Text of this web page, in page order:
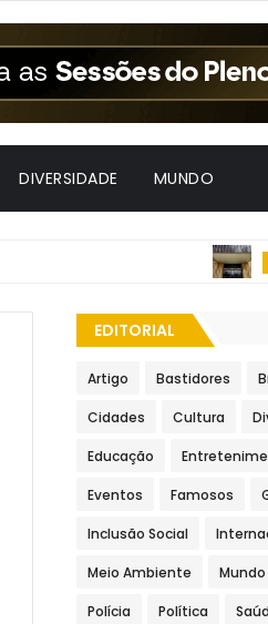
DIVERSIDADE MUNDO
EDITORIAL
Artigo Bastidores
Cidades Cultura
Educação
Eventos Famosos
Inclusão Social
Meio Ambiente Mundo
Polícia Política